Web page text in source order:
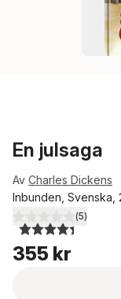
En julsaga
Av Charles Dickens
Inbunden, Svenska,
4,4utav 5 stjärnor.
(5)
355 kr